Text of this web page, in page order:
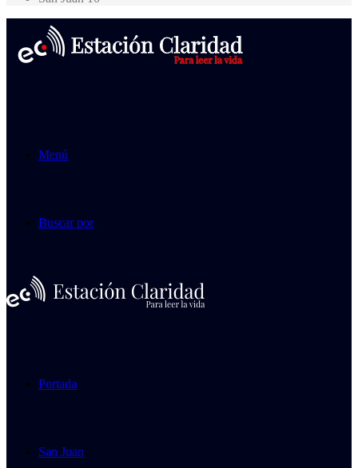
Menú
Buscar por
Portada
San Juan